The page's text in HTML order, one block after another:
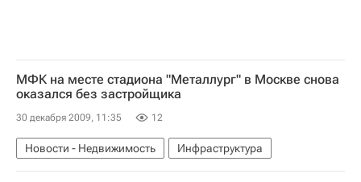
МФК на месте стадиона "Металлург" в Москве снова
оказался без застройщика
30 декабря 2009, 11:35 12
Новости - Недвижимость Инфраструктура